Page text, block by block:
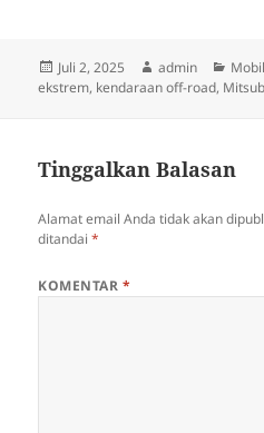
Diposkan
pada
Juli 2, 2025 Penulis
admin Mobil
ekstrem, kendaraan off-road,
Tinggalkan Balasan
Alamat email Anda tidak akan
ditandai*
KOMENTAR *